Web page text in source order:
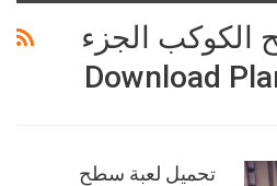
الكوكب الجزء
تحميل لعبة سطح